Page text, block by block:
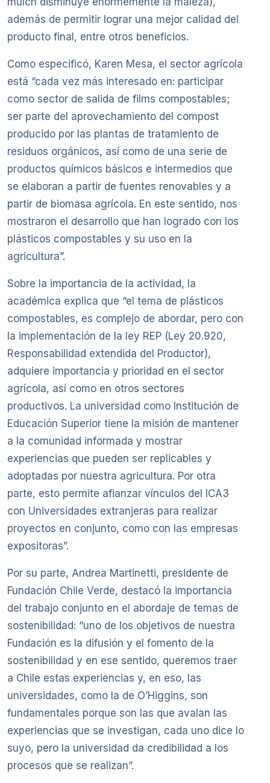
además de permitir lograr una mejor calidad del
producto final, entre otros beneficios.
Como especificó, Karen Mesa, el sector agrícola
está “cada vez más interesado en: participar
como sector de salida de films compostables;
ser parte del aprovechamiento del compost
producido por las plantas de tratamiento de
residuos orgánicos, así como de una serie de
productos químicos básicos e intermedios que
se elaboran a partir de fuentes renovables y a
partir de biomasa agrícola. En este sentido, nos
mostraron el desarrollo que han logrado con los
plásticos compostables y su uso en la
agricultura”.
Sobre la importancia de la actividad, la
académica explica que “el tema de plásticos
compostables, es complejo de abordar, pero con
la implementación de la ley REP (Ley 20.920,
Responsabilidad extendida del Productor),
adquiere importancia y prioridad en el sector
agrícola, así como en otros sectores
productivos. La universidad como Institución de
Educación Superior tiene la misión de mantener
a la comunidad informada y mostrar
experiencias que pueden ser replicables y
adoptadas por nuestra agricultura. Por otra
parte, esto permite afianzar vínculos del ICA3
con Universidades extranjeras para realizar
proyectos en conjunto, como con las empresas
expositoras”.
Por su parte, Andrea Martinetti, presidente de
Fundación Chile Verde, destacó la importancia
del trabajo conjunto en el abordaje de temas de
sostenibilidad: “uno de los objetivos de nuestra
Fundación es la difusión y el fomento de la
sostenibilidad y en ese sentido, queremos traer
a Chile estas experiencias y, en eso, las
universidades, como la de O’Higgins, son
fundamentales porque son las que avalan las
experiencias que se investigan, cada uno dice lo
suyo, pero la universidad da credibilidad a los
procesos que se realizan”.